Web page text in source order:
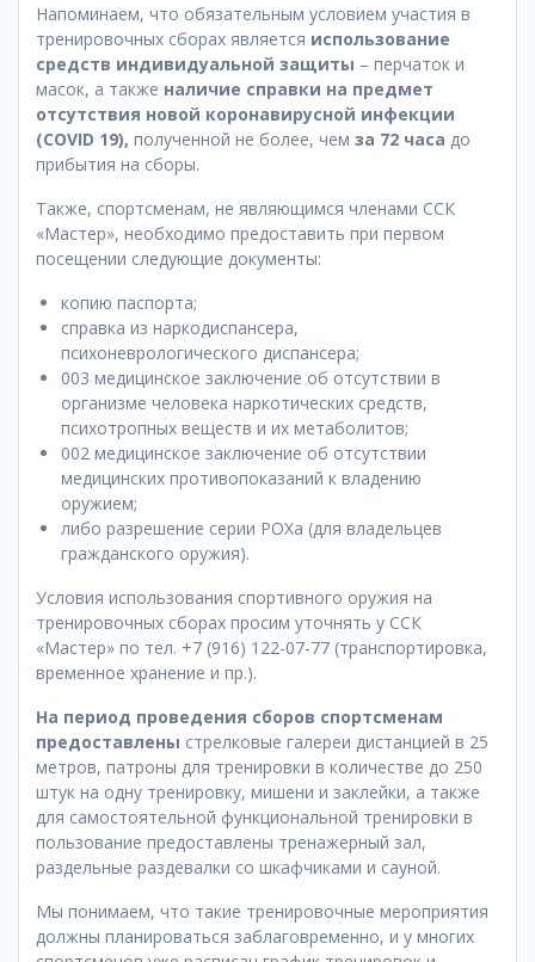
Напоминаем, что обязательным условием участия в
тренировочных сборах является использование
средств индивидуальной защиты – перчаток и
масок, а также наличие справки на предмет
отсутствия новой коронавирусной инфекции
(COVID 19), полученной не более, чем за 72 часа до
прибытия на сборы.
Также, спортсменам, не являющимся членами ССК
«Мастер», необходимо предоставить при первом
посещении следующие документы:
копию паспорта;
справка из наркодиспансера,
психоневрологического диспансера;
003 медицинское заключение об отсутствии в
организме человека наркотических средств,
психотропных веществ и их метаболитов;
002 медицинское заключение об отсутствии
медицинских противопоказаний к владению
оружием;
либо разрешение серии РОХа (для владельцев
гражданского оружия).
Условия использования спортивного оружия на
тренировочных сборах просим уточнять у ССК
«Мастер» по тел. +7 (916) 122-07-77 (транспортировка,
временное хранение и пр.).
На период проведения сборов спортсменам
предоставлены стрелковые галереи дистанцией в 25
метров, патроны для тренировки в количестве до 250
штук на одну тренировку, мишени и заклейки, а также
для самостоятельной функциональной тренировки в
пользование предоставлены тренажерный зал,
раздельные раздевалки со шкафчиками и сауной.
Мы понимаем, что такие тренировочные мероприятия
должны планироваться заблаговременно, и у многих